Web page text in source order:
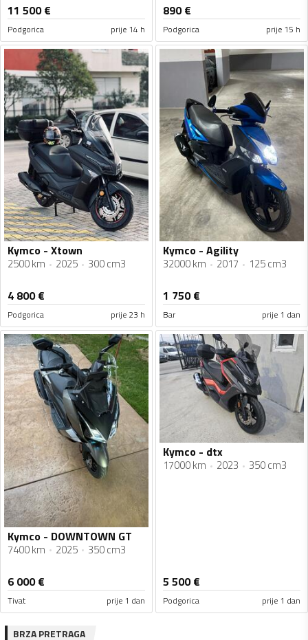
11 500€
Podgorica prije 14 h
890€
Podgorica prije 15 h
Kymco - Xtown
2500 km 2025 300 cm3
4 800€
Podgorica prije 23 h
Kymco - Agility
32000 km 2017 125 cm3
1 750€
Bar prije 1 dan
Kymco - DOWNTOWN GT
7400 km 2025 350 cm3
6 000€
Tivat prije 1 dan
Kymco - dtx
17000 km 2023 350 cm3
5 500€
Podgorica prije 1 dan
BRZA PRETRAGA